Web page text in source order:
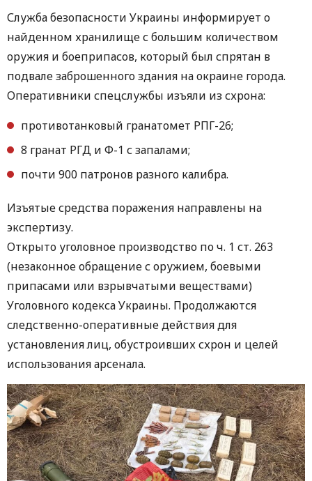
Служба безопасности Украины информирует о
найденном хранилище с большим количеством
оружия и боеприпасов, который был спрятан в
подвале заброшенного здания на окраине города.
Оперативники спецслужбы изъяли из схрона:
противотанковый гранатомет РПГ-26;
8 гранат РГД и Ф-1 с запалами;
почти 900 патронов разного калибра.
Изъятые средства поражения направлены на
экспертизу.
Открыто уголовное производство по ч. 1 ст. 263
(незаконное обращение с оружием, боевыми
припасами или взрывчатыми веществами)
Уголовного кодекса Украины. Продолжаются
следственно-оперативные действия для
установления лиц, обустроивших схрон и целей
использования арсенала.